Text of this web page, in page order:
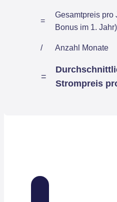
=
Gesamtpreis pro
Bonus im 1. Jahr)
/ Anzahl Monate
=
Strompreis